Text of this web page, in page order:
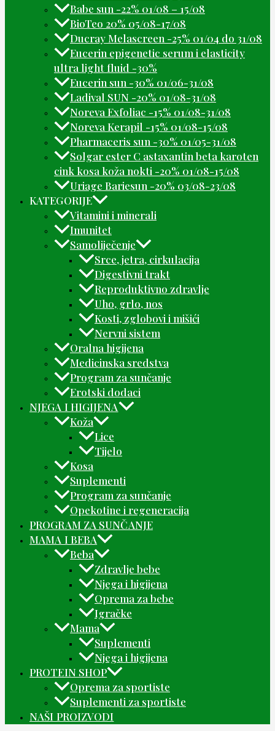
Babe sun -22% 01/08 – 15/08
BioTeo 20% 05/08-17/08
Ducray Melascreen -25% 01/04 do 31/08
Eucerin epigenetic serum i elasticity
ultra light fluid -30%
Eucerin sun -30% 01/06-31/08
Ladival SUN -20% 01/08-31/08
Noreva Exfoliac -15% 01/08-31/08
Noreva Kerapil -15% 01/08-15/08
Pharmaceris sun -30% 01/05-31/08
Solgar ester C astaxantin beta karoten
cink kosa koža nokti -20% 01/08-15/08
Uriage Bariesun -20% 03/08-23/08
KATEGORIJE
Vitamini i minerali
Imunitet
Samoliječenje
Srce, jetra, cirkulacija
Digestivni trakt
Reproduktivno zdravlje
Uho, grlo, nos
Kosti, zglobovi i mišići
Nervni sistem
Oralna higijena
Medicinska sredstva
Program za sunčanje
Erotski dodaci
NJEGA I HIGIJENA
Koža
Lice
Tijelo
Kosa
Suplementi
Program za sunčanje
Opekotine i regeneracija
PROGRAM ZA SUNČANJE
MAMA I BEBA
Beba
Zdravlje bebe
Njega i higijena
Oprema za bebe
Igračke
Mama
Suplementi
Njega i higijena
PROTEIN SHOP
Oprema za sportiste
Suplementi za sportiste
NAŠI PROIZVODI